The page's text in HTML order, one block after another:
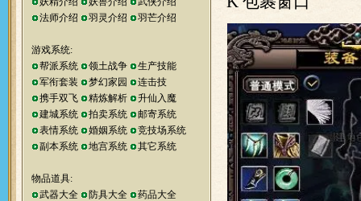
法师介绍
羽灵介绍 羽芒介绍
游戏系统:
帮派系统
领土战争
生产技能
军衔套装
梦幻家园
连击技
携手双飞
精炼解析
升仙入魔
建城系统
拍卖系统
邮寄系统
表情系统
婚姻系统
竞技场系统
副本系统
地宫系统 其它系统
物品道具:
武器大全
防具大全
药品大全